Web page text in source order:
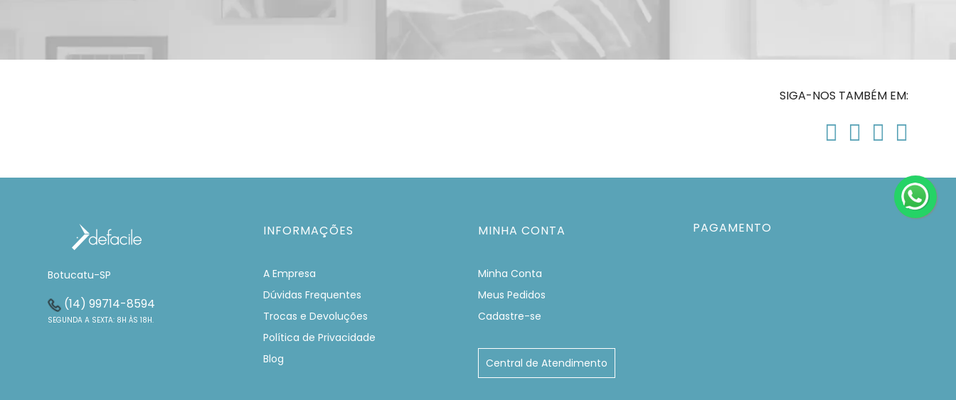
SIGA-NOS TAMBÉM EM:
Botucatu-SP
(14) 99714-8594
SEGUNDA A SEXTA: 8H ÀS 18H.
INFORMAÇÕES
A Empresa
Dúvidas Frequentes
Trocas e Devoluções
Política de Privacidade
Blog
MINHA CONTA
Minha Conta
Meus Pedidos
Cadastre-se
Central de Atendimento
PAGAMENTO